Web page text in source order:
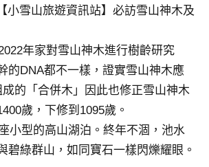
小雪山旅遊資訊站】必訪雪山神木及
年家對雪山神木進行樹齡研究
的DNA都不一樣，證實雪山神木應
的「合併木」因此也修正雪山神木
歲，下修到1095歲。
小型的高山湖泊。終年不涸，池水
碧綠群山，如同寶石一樣閃爍耀眼。